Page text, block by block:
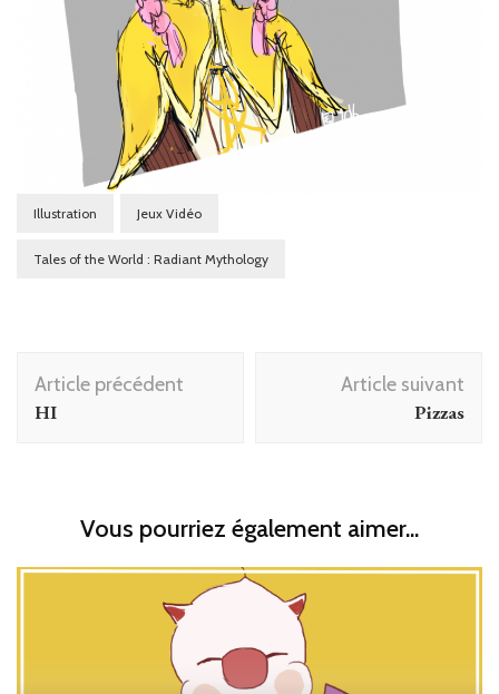
Illustration Jeux Vidéo
Tales of the World : Radiant Mythology
Navigation
d'article
Article précédent
HI
Article suivant
Pizzas
Vous pourriez également aimer...